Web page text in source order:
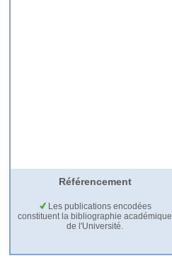
Référencement
Les publications encodées
constituent la bibliographie académique
de l'Université.